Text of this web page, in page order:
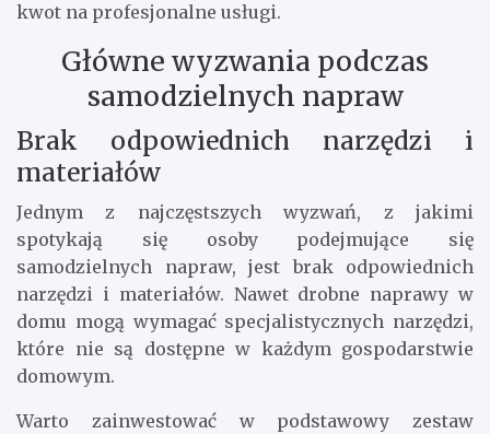
kwot na profesjonalne usługi.
Główne wyzwania podczas
samodzielnych napraw
Brak odpowiednich narzędzi i
materiałów
Jednym z najczęstszych wyzwań, z jakimi
spotykają się osoby podejmujące się
samodzielnych napraw, jest brak odpowiednich
narzędzi i materiałów. Nawet drobne naprawy w
domu mogą wymagać specjalistycznych narzędzi,
które nie są dostępne w każdym gospodarstwie
domowym.
Warto zainwestować w podstawowy zestaw